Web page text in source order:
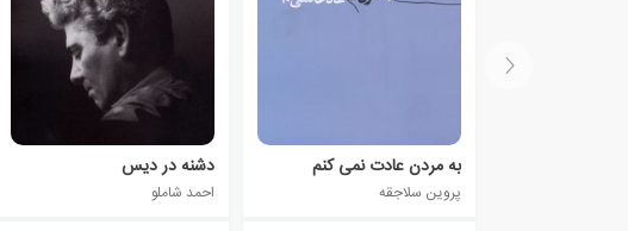
به مردن عادت نمی کنم
پروین سلاجقه
دشنه در دیس
احمد شاملو